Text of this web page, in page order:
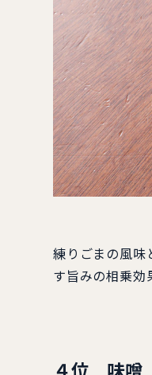
練りごまの風味
す旨みの相乗効